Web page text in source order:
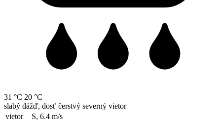
31 °C 20 °C
slabý dážď, dosť čerstvý severný vietor
vietor
S, 6.4 m/s